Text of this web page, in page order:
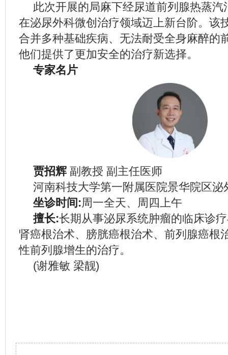
此次开展的局麻下经尿道前列腺热蒸汽
在泌尿外科微创治疗领域迈上新台阶。该
合并多种基础疾病、无法耐受全身麻醉的
他们提供了更加安全的治疗新选择。
专家名片
贾招辉 副教授 副主任医师
河南科技大学第一附属医院景华院区泌
坐诊时间:周一全天、周四上午
擅长:长期从事泌尿系统肿瘤的临床诊
肾癌根治术、膀胱癌根治术、前列腺癌根
性前列腺增生的治疗。
(谢雅敏 梁靓)